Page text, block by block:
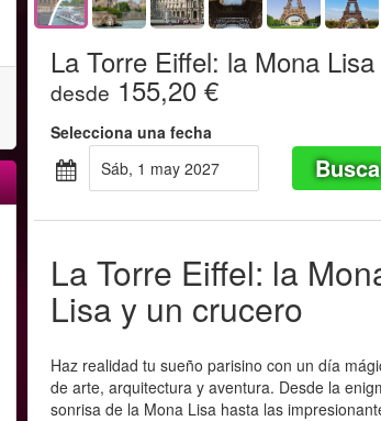
La Torre Eiffel: la Mona
desde 155,20 €
Selecciona una fecha
sáb, 1 may 2027
La Torre Eiffel: la
Lisa y un crucero
Haz realidad tu sueño parisino con un día
de arte, arquitectura y aventura. Desde la
sonrisa de la Mona Lisa hasta las